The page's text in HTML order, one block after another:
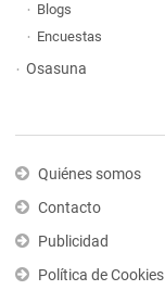
Blogs
Encuestas
Osasuna
Quiénes somos
Contacto
Publicidad
Política de Cookies